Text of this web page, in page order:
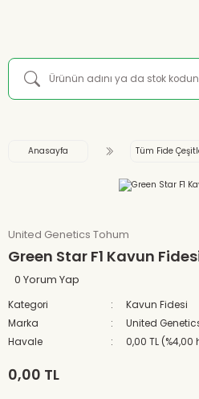
Anasayfa Tüm Fide
United Genetics Tohum
Green Star F1 Kavun
0 Yorum Yap
Kategori
Kavun Fidesi
Marka
United
Havale
0,00 TL
0,00 TL